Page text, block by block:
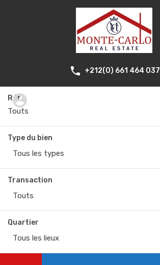
+212(0) 661 464 037
Réf.
Type du bien
Tous les types
Transaction
Touts
Quartier
Tous les lieux